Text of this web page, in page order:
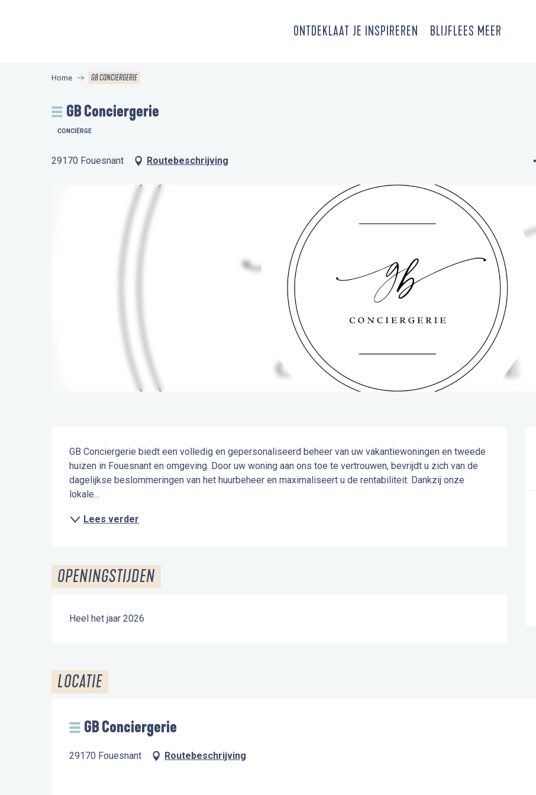
ONTDEKLAAT JE INSPIREREN BLIJFLEES MEER
Home GB CONCIERGERIE
GB Conciergerie
CONCIËRGE
29170 Fouesnant Routebeschrijving
Beschrijving
GB Conciergerie biedt een volledig en gepersonaliseerd beheer van uw vakantiewoningen en tweede
huizen in Fouesnant en omgeving. Door uw woning aan ons toe te vertrouwen, bevrijdt u zich van de
dagelijkse beslommeringen van het huurbeheer en maximaliseert u de rentabiliteit. Dankzij onze
lokale...
Lees verder
OPENINGSTIJDEN
Heel het jaar 2026
LOCATIE
GB Conciergerie
29170 Fouesnant Routebeschrijving